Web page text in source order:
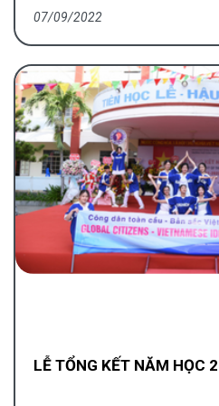
07/09/2022
LỄ TỔNG KẾT NĂM HỌC